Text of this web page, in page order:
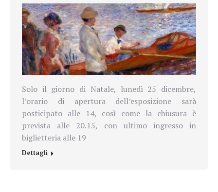
Solo il giorno di Natale, lunedì 25 dicembre,
l’orario di apertura dell’esposizione sarà
posticipato alle 14, così come la chiusura è
prevista alle 20.15, con ultimo ingresso in
biglietteria alle 19
Dettagli